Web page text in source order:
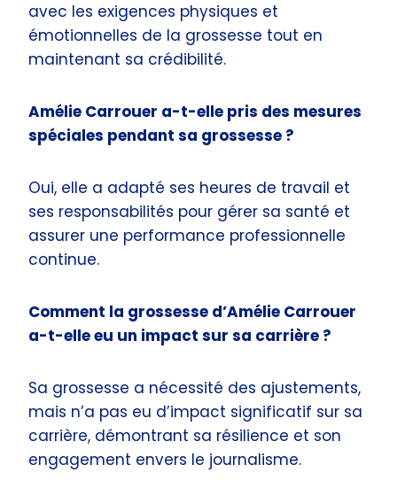
avec les exigences physiques et
émotionnelles de la grossesse tout en
maintenant sa crédibilité.
Amélie Carrouer a-t-elle pris des mesures
spéciales pendant sa grossesse ?
Oui, elle a adapté ses heures de travail et
ses responsabilités pour gérer sa santé et
assurer une performance professionnelle
continue.
Comment la grossesse d’Amélie Carrouer
a-t-elle eu un impact sur sa carrière ?
Sa grossesse a nécessité des ajustements,
mais n’a pas eu d’impact significatif sur sa
carrière, démontrant sa résilience et son
engagement envers le journalisme.